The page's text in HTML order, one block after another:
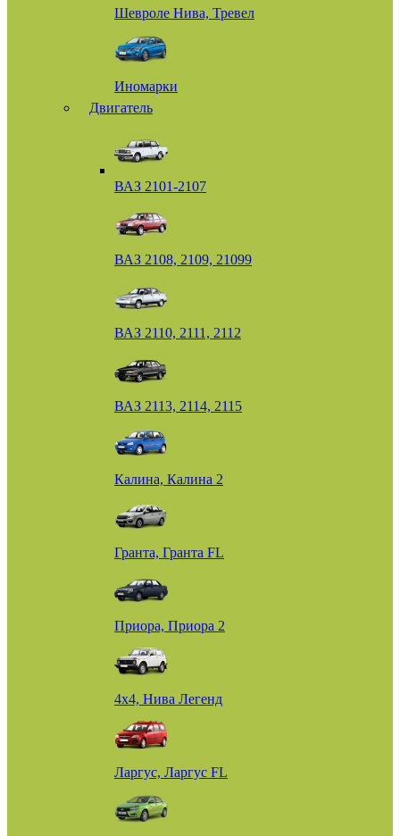
Шевроле Нива, Тревел
Иномарки
Двигатель
ВАЗ 2101-2107
ВАЗ 2108, 2109, 21099
ВАЗ 2110, 2111, 2112
ВАЗ 2113, 2114, 2115
Калина, Калина 2
Гранта, Гранта FL
Приора, Приора 2
4х4, Нива Легенд
Ларгус, Ларгус FL